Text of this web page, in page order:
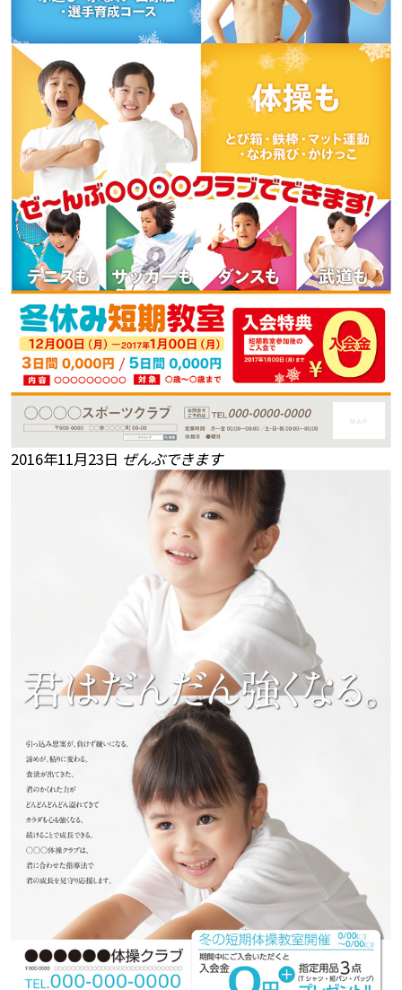
2016年11月23日 ぜんぶできます